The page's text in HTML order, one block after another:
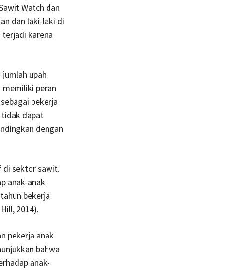
Watch dan
dan laki-laki di
terjadi karena
upah
memiliki peran
pekerja
tidak dapat
dengan
di sektor sawit.
anak-anak
bekerja
2014).
pekerja anak
bahwa
anak-